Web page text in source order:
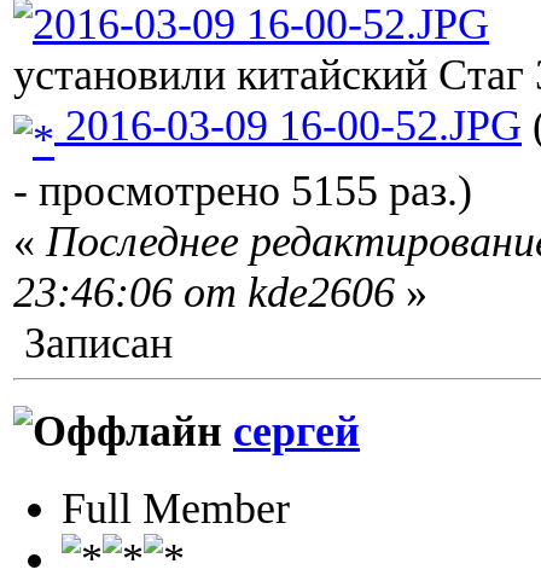
установили китайский
2016-03-09 16-00-52.JPG
- просмотрено 5155 раз.)
«Последнее
23:46:06 от kde2606 »
Записан
сергей
Full Member